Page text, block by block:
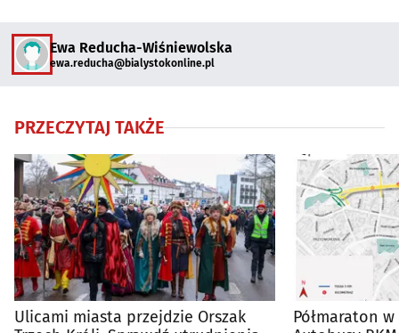
Ewa Reducha-Wiśniewolska
ewa.reducha@bialystokonline.pl
PRZECZYTAJ TAKŻE
Ulicami miasta przejdzie Orszak
Półmaraton